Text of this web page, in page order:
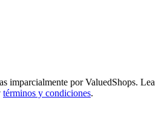
imparcialmente porValuedShops. Lea
términos y condiciones.